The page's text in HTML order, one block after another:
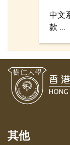
中文
款
的译
其他